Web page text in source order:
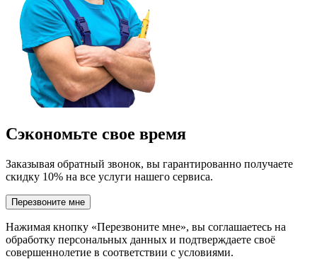
Сэкономьте свое время
Заказывая обратный звонок, вы гарантированно получаете
скидку 10% на все услуги нашего сервиса.
Перезвоните мне
Нажимая кнопку «Перезвоните мне», вы соглашаетесь на
обработку персональных данных и подтверждаете своё
совершеннолетие в соответствии с условиями.